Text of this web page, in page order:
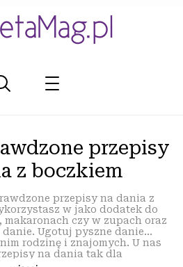
przepisy
z boczkiem
przepisy na dania z
w jako dodatek do
makaronach czy w zupach oraz
Ugotuj pyszne danie
rodzinę i znajomych. U nas
na dania tak dla